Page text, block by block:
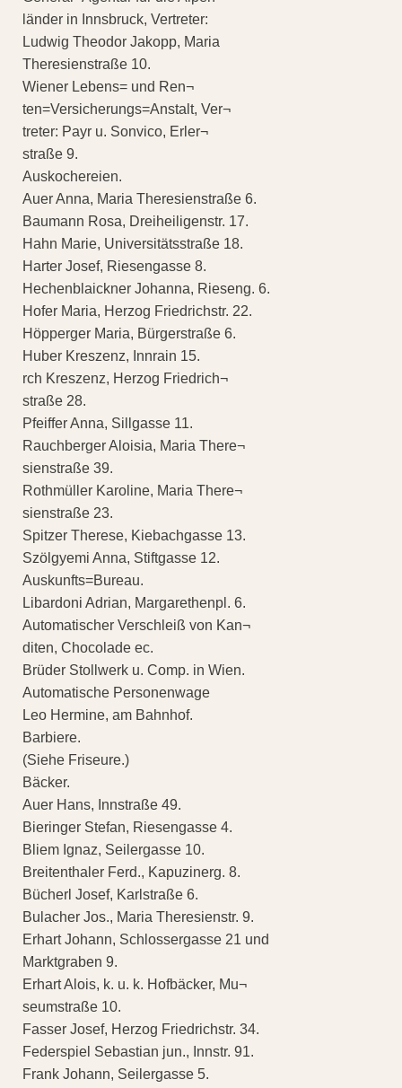
länder in Innsbruck, Vertreter:
Ludwig Theodor Jakopp, Maria
Theresienstraße 10.
Wiener Lebens= und Ren¬
ten=Versicherungs=Anstalt, Ver¬
treter: Payr u. Sonvico, Erler¬
straße 9.
Auskochereien.
Auer Anna, Maria Theresienstraße 6.
Baumann Rosa, Dreiheiligenstr. 17.
Hahn Marie, Universitätsstraße 18.
Harter Josef, Riesengasse 8.
Hechenblaickner Johanna, Rieseng. 6.
Hofer Maria, Herzog Friedrichstr. 22.
Höpperger Maria, Bürgerstraße 6.
Huber Kreszenz, Innrain 15.
rch Kreszenz, Herzog Friedrich¬
straße 28.
Pfeiffer Anna, Sillgasse 11.
Rauchberger Aloisia, Maria There¬
sienstraße 39.
Rothmüller Karoline, Maria There¬
sienstraße 23.
Spitzer Therese, Kiebachgasse 13.
Szölgyemi Anna, Stiftgasse 12.
Auskunfts=Bureau.
Libardoni Adrian, Margarethenpl. 6.
Automatischer Verschleiß von Kan¬
diten, Chocolade ec.
Brüder Stollwerk u. Comp. in Wien.
Automatische Personenwage
Leo Hermine, am Bahnhof.
Barbiere.
(Siehe Friseure.)
Bäcker.
Auer Hans, Innstraße 49.
Bieringer Stefan, Riesengasse 4.
Bliem Ignaz, Seilergasse 10.
Breitenthaler Ferd., Kapuzinerg. 8.
Bücherl Josef, Karlstraße 6.
Bulacher Jos., Maria Theresienstr. 9.
Erhart Johann, Schlossergasse 21 und
Marktgraben 9.
Erhart Alois, k. u. k. Hofbäcker, Mu¬
seumstraße 10.
Fasser Josef, Herzog Friedrichstr. 34.
Federspiel Sebastian jun., Innstr. 91.
Frank Johann, Seilergasse 5.